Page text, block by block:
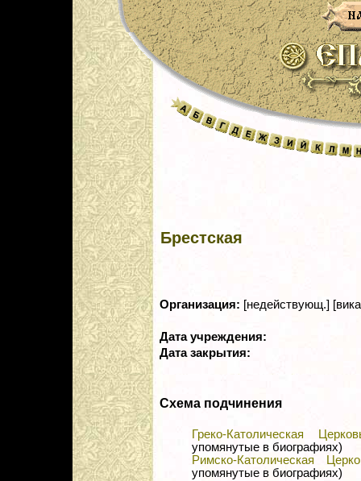
Брестская
Организация: [недействующ.]
Дата учреждения:
Дата закрытия:
Схема подчинения
Греко-Католическая
упомянутые в биографиях)
Римско-Католическая
упомянутые в биографиях)